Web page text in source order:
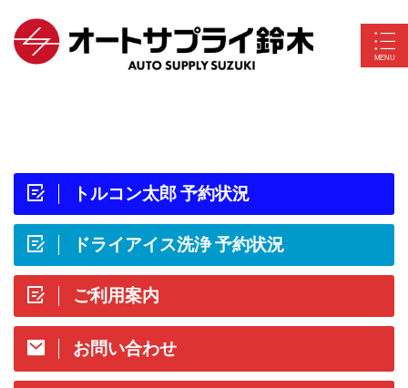
トルコン太郎 予約状況
ドライアイス洗浄 予約状況
ご利用案内
お問い合わせ